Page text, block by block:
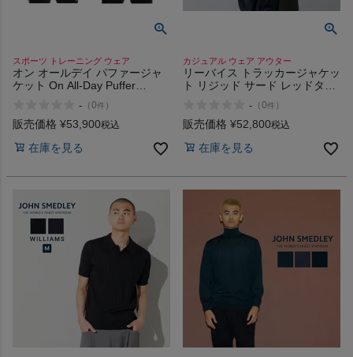
プロテイン・サプリメントまとめ買い
アウトレットセール
スタッフコーディネート
スタッフブログ
スポーツ トレーニング ウェア
オン オールデイ パファージャ
ケット On All-Day Puffer
- （0件 ）
販売価格 ¥53,900税込
在庫を見る
カジュアル ウェア アウター
リーバイス トラッカージャケッ
ト リジッド サード レッドタブ
CLOTHING 1961 TYPE III
ORGANIC BIG E
- （0件 ）
販売価格 ¥52,800税込
在庫を見る